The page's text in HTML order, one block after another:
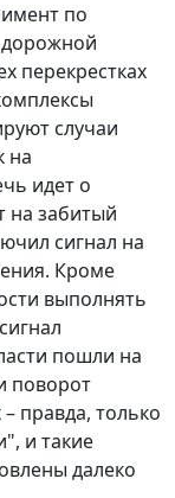
по
перекрестках
случаи
на
идет о
на забитый
сигнал на
Кроме
выполнять
пошли на
поворот
правда, только
и такие
далеко